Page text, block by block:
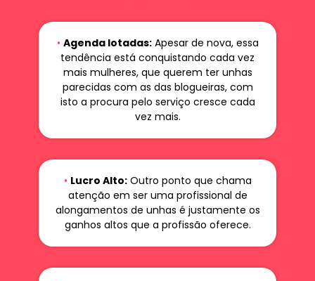
• Agenda lotadas:Apesar de nova, essa
tendência está conquistando cada vez
mais mulheres, que querem ter unhas
parecidas com as das blogueiras, com
isto a procura pelo serviço cresce cada
vez mais.
• Lucro Alto:Outro ponto que chama
atenção em ser uma profissional de
alongamentos de unhas é justamente os
ganhos altos que a profissão oferece.